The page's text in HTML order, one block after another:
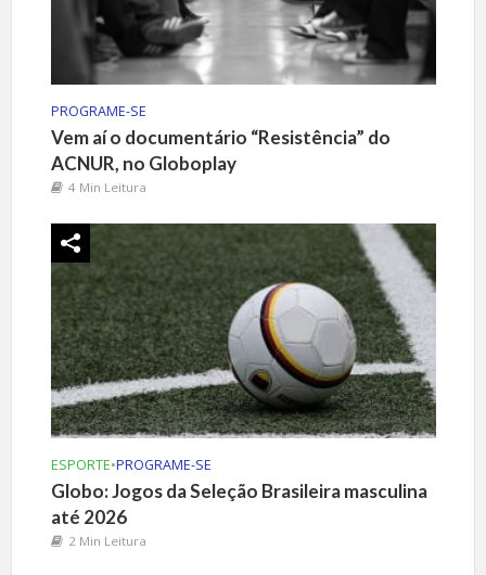
PROGRAME-SE
Vem aí o documentário “Resistência” do
ACNUR, no Globoplay
4 Min Leitura
ESPORTE•PROGRAME-SE
Globo: Jogos da Seleção Brasileira masculina
até 2026
2 Min Leitura